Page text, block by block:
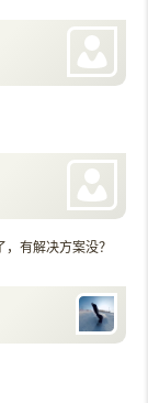
有解决方案没？